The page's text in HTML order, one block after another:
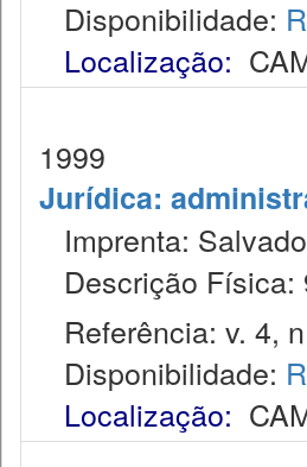
Disponibilidade:
Localização:
1999
Jurídica:
Imprenta:
Descrição Física:
Referência: v. 4,
Disponibilidade:
Localização: